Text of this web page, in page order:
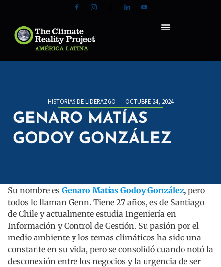
HISTORIAS DE LIDERAZGO OCTUBRE 24, 2024
GENARO MATÍAS
GODOY GONZÁLEZ
Su nombre es Genaro Matías Godoy González, pero
todos lo llaman Genn. Tiene 27 años, es de Santiago
de Chile y actualmente estudia Ingeniería en
Información y Control de Gestión. Su pasión por el
medio ambiente y los temas climáticos ha sido una
constante en su vida, pero se consolidó cuando notó la
desconexión entre los negocios y la urgencia de ser